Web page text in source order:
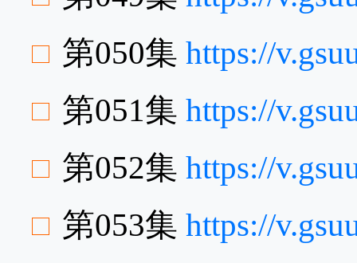
第050集 https://
第051集 https://
第052集 https://
第053集 https://